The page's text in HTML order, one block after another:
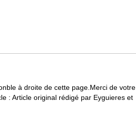
à droite de cette page.Merci de votre
: Article original rédigé par Eyguieres et